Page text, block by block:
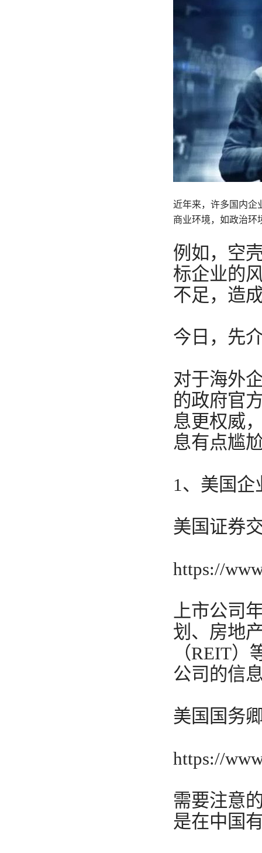
近年来，许多国内企
商业环境，如政治环
例如，空
标企业的
不足，造
今日，先
对于海外
的政府官
息更权威
息有点尴
1、美国企
美国证券
https://
上市公司
划、房地
（REIT
公司的信
美国国务
https://
需要注意
是在中国